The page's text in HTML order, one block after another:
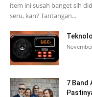
item ini susah banget sih
seru, kan? Tantangan...
7 Band